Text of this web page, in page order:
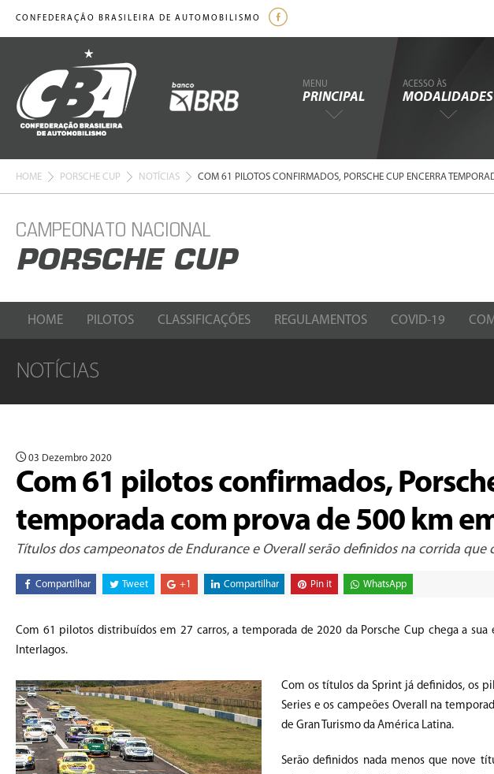
CONFEDERAÇÃO BRASILEIRA DE AUTOMOBILISMO
MENU
PRINCIPAL
ACESSO ÀS
MODALIDADES
HOME PORSCHE CUP NOTÍCIAS COM 61 PILOTOS CONFIRMADOS, PORSCHE CUP ENCERRA
CAMPEONATO NACIONAL
PORSCHE CUP
HOME PILOTOS CLASSIFICAÇÕES REGULAMENTOS COVID-19
NOTÍCIAS
03 Dezembro 2020
Com 61 pilotos confirmados,
temporada com prova de 500 km
Títulos dos campeonatos de Endurance e Overall serão definidos na corrida que
Compartilhar Tweet +1 Compartilhar Pin it WhatsApp
Com 61 pilotos distribuídos em 27 carros, a temporada de 2020 da Porsche Cup chega a
Interlagos.
Com os títulos da Sprint já definidos, os
Series e os campeões Overall na
de Gran Turismo da América Latina.
Serão definidos nada menos que nove